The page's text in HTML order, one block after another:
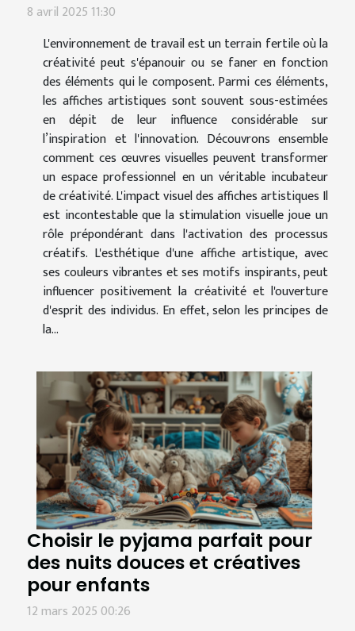
8 avril 2025 11:30
L'environnement de travail est un terrain fertile où la
créativité peut s'épanouir ou se faner en fonction
des éléments qui le composent. Parmi ces éléments,
les affiches artistiques sont souvent sous-estimées
en dépit de leur influence considérable sur
l’inspiration et l'innovation. Découvrons ensemble
comment ces œuvres visuelles peuvent transformer
un espace professionnel en un véritable incubateur
de créativité. L'impact visuel des affiches artistiques Il
est incontestable que la stimulation visuelle joue un
rôle prépondérant dans l'activation des processus
créatifs. L'esthétique d'une affiche artistique, avec
ses couleurs vibrantes et ses motifs inspirants, peut
influencer positivement la créativité et l'ouverture
d'esprit des individus. En effet, selon les principes de
la...
Choisir le pyjama parfait pour
des nuits douces et créatives
pour enfants
12 mars 2025 00:26